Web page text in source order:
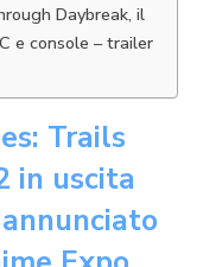
Daybreak, il
e console – trailer
Trails
in uscita